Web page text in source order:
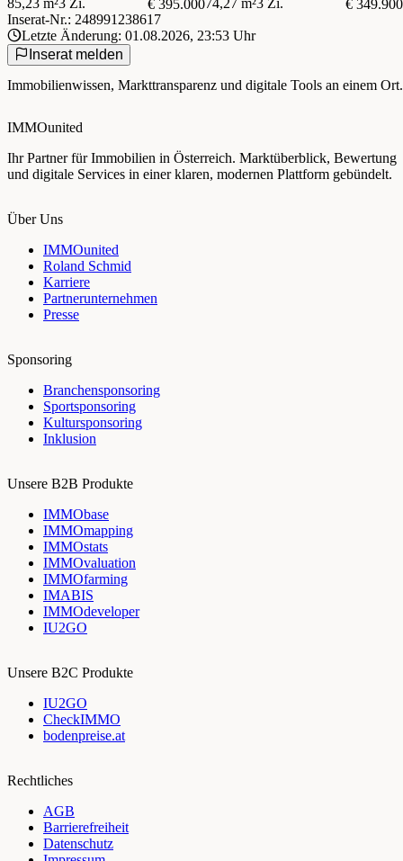
€ 395.000
€ 349.900
Inserat-Nr.: 248991238617
Letzte Änderung: 01.08.2026, 23:53 Uhr
Inserat melden
Immobilienwissen, Markttransparenz und digitale Tools an einem Ort.
IMMOunited
Ihr Partner für Immobilien in Österreich. Marktüberblick, Bewertung
und digitale Services in einer klaren, modernen Plattform gebündelt.
Über Uns
IMMOunited
Roland Schmid
Karriere
Partnerunternehmen
Presse
Sponsoring
Branchensponsoring
Sportsponsoring
Kultursponsoring
Inklusion
Unsere B2B Produkte
IMMObase
IMMOmapping
IMMOstats
IMMOvaluation
IMMOfarming
IMABIS
IMMOdeveloper
IU2GO
Unsere B2C Produkte
IU2GO
CheckIMMO
bodenpreise.at
Rechtliches
AGB
Barrierefreiheit
Datenschutz